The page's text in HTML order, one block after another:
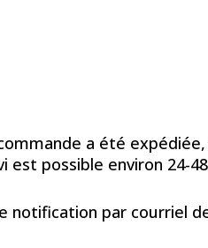
a été
possible environ 24-
par courriel